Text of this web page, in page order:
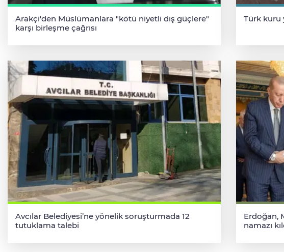
Arakçi'den Müslümanlara "kötü niyetli dış güçlere"
karşı birleşme çağrısı
Türk kuru
Avcılar Belediyesi’ne yönelik soruşturmada 12
tutuklama talebi
Erdoğan,
namazı